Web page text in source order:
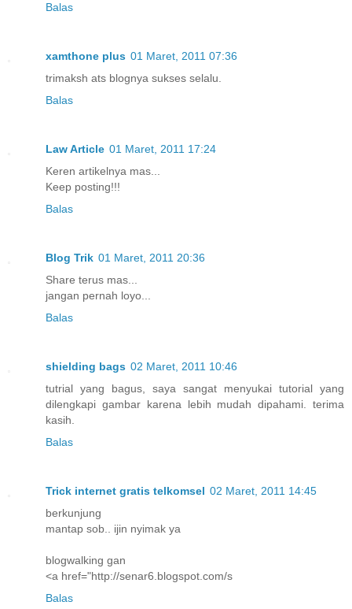
Balas
xamthone plus 01 Maret, 2011 07:36
trimaksh ats blognya sukses selalu.
Balas
Law Article 01 Maret, 2011 17:24
Keren artikelnya mas...
Keep posting!!!
Balas
Blog Trik 01 Maret, 2011 20:36
Share terus mas...
jangan pernah loyo...
Balas
shielding bags 02 Maret, 2011 10:46
tutrial yang bagus, saya sangat menyukai tutorial yang
dilengkapi gambar karena lebih mudah dipahami. terima
kasih.
Balas
Trick internet gratis telkomsel 02 Maret, 2011 14:45
berkunjung
mantap sob.. ijin nyimak ya
blogwalking gan
<a href="http://senar6.blogspot.com/s
Balas